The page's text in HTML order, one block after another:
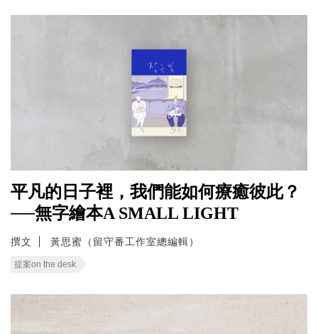
平凡的日子裡，我們能如何療癒彼此？
──無字繪本A SMALL LIGHT
撰文 黃思蜜（留守番工作室總編輯）
提案on the desk